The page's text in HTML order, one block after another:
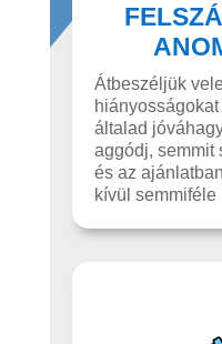
Átbeszéljük
általad
aggódj, semmit
és az
kívül